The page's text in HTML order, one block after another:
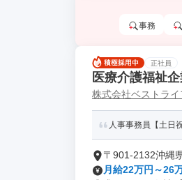
事務
正社員
医療介護福祉
株式会社ベストライ
人事事務員【土日
〒901-2132沖縄
月給22万円～26